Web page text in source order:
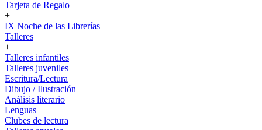
Tarjeta de Regalo
+
IX Noche de las Librerías
Talleres
+
Talleres infantiles
Talleres juveniles
Escritura/Lectura
Dibujo / Ilustración
Análisis literario
Lenguas
Clubes de lectura